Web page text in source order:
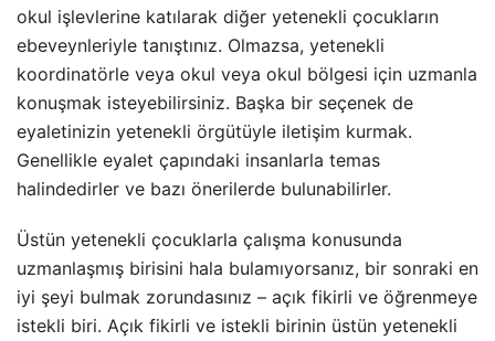
okul işlevlerine katılarak diğer yetenekli çocukların
ebeveynleriyle tanıştınız. Olmazsa, yetenekli
koordinatörle veya okul veya okul bölgesi için uzmanla
konuşmak isteyebilirsiniz. Başka bir seçenek de
eyaletinizin yetenekli örgütüyle iletişim kurmak.
Genellikle eyalet çapındaki insanlarla temas
halindedirler ve bazı önerilerde bulunabilirler.
Üstün yetenekli çocuklarla çalışma konusunda
uzmanlaşmış birisini hala bulamıyorsanız, bir sonraki en
iyi şeyi bulmak zorundasınız – açık fikirli ve öğrenmeye
istekli biri. Açık fikirli ve istekli birinin üstün yetenekli